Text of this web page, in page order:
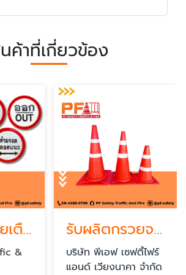
ค้าที่เกี่ยวข้อง
รับสั่งทำป้ายเตือนตามแบบ
&
รับผลิตกรวยจราจรมาตรฐานทางหลวง
บริษัท พีเอฟ เซฟตี้ไฟร์
แอนด์ เวียงนาคา จำกัด